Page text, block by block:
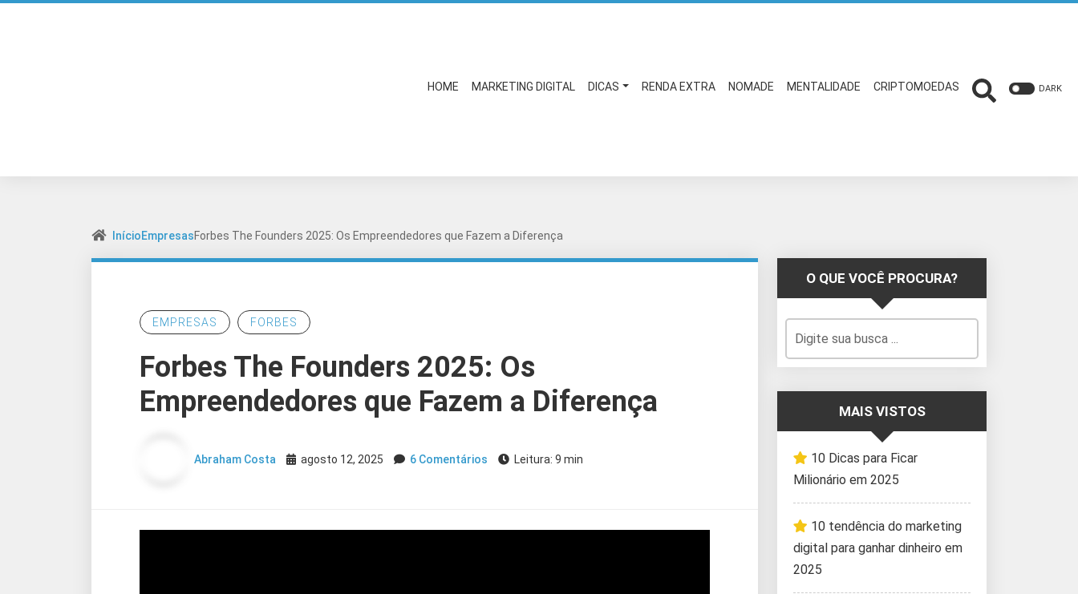
HOME MARKETING DIGITAL DICAS RENDA EXTRA NOMADE MENTALIDADE CRIPTOMOEDAS DARK
InícioEmpresasForbes The Founders 2025: Os Empreendedores que Fazem a Diferença
EMPRESAS FORBES
Forbes The Founders 2025: Os
Empreendedores que Fazem a Diferença
Abraham Costa agosto 12, 2025 6 Comentários Leitura: 9 min
O QUE VOCÊ PROCURA?
MAIS VISTOS
10 Dicas para Ficar
Milionário em 2025
10 tendência do marketing
digital para ganhar dinheiro em
2025